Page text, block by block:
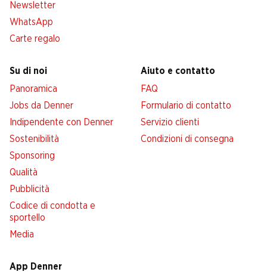
Newsletter
WhatsApp
Carte regalo
Su di noi
Panoramica
Jobs da Denner
Indipendente con Denner
Sostenibilità
Sponsoring
Qualità
Pubblicità
Codice di condotta e
sportello
Media
Aiuto e contatto
FAQ
Formulario di contatto
Servizio clienti
Condizioni di consegna
App Denner